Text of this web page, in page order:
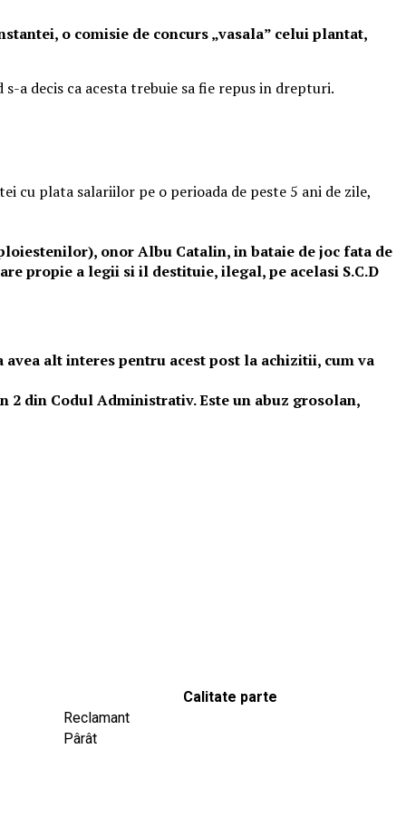
o comisie de concurs „vasala” celui plantat,
a decis ca acesta trebuie sa fie repus in drepturi.
cu plata salariilor pe o perioada de peste 5 ani de zile,
onor Albu Catalin, in bataie de joc fata de
propie a legii si il destituie, ilegal, pe acelasi S.C.D
alt interes pentru acest post la achizitii, cum va
2 din Codul Administrativ. Este un abuz grosolan,
Calitate parte
Reclamant
Pârât